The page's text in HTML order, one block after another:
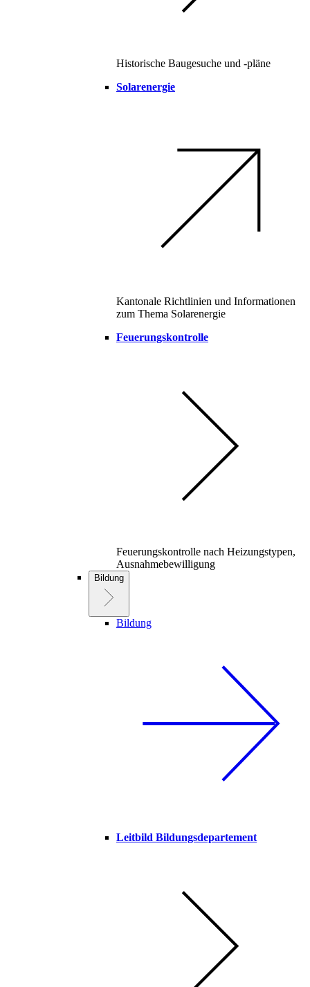
Historische Baugesuche und -pläne
Solarenergie
Kantonale Richtlinien und Informationen
zum Thema Solarenergie
Feuerungskontrolle
Feuerungskontrolle nach Heizungstypen,
Ausnahmebewilligung
Bildung
Bildung
Leitbild Bildungsdepartement